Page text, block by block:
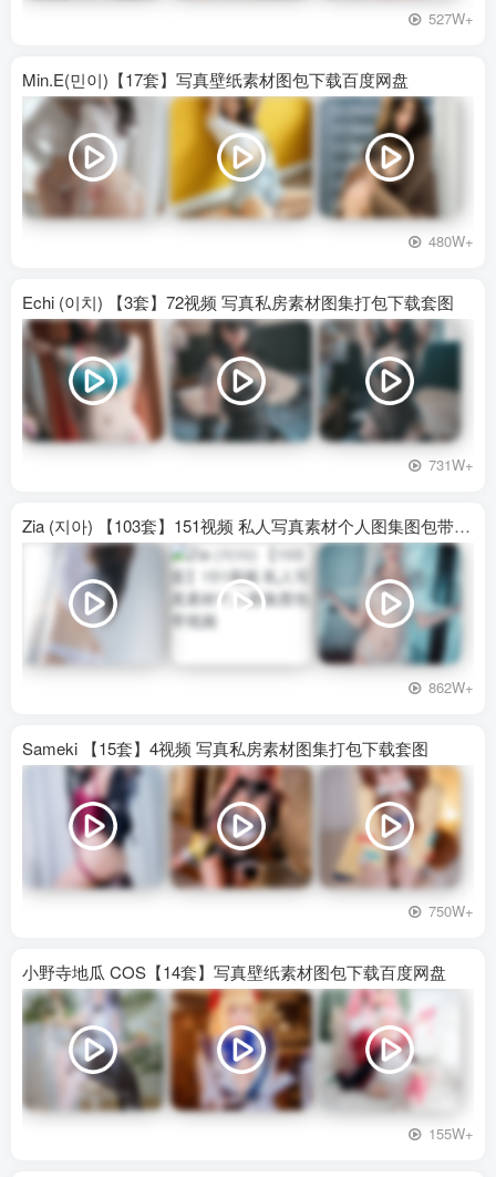
527W+
Min.E(민이)【17套】写真壁纸素材图包下载百度网盘
480W+
Echi (이치) 【3套】72视频 写真私房素材图集打包下载套图
731W+
Zia (지아) 【103套】151视频 私人写真素材个人图集图包带视频
862W+
Sameki 【15套】4视频 写真私房素材图集打包下载套图
750W+
小野寺地瓜 COS【14套】写真壁纸素材图包下载百度网盘
155W+